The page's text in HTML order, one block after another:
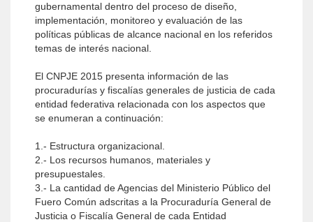
gubernamental dentro del proceso de diseño,
implementación, monitoreo y evaluación de las
políticas públicas de alcance nacional en los referidos
temas de interés nacional.
El CNPJE 2015 presenta información de las
procuradurías y fiscalías generales de justicia de cada
entidad federativa relacionada con los aspectos que
se enumeran a continuación:
1.- Estructura organizacional.
2.- Los recursos humanos, materiales y
presupuestales.
3.- La cantidad de Agencias del Ministerio Público del
Fuero Común adscritas a la Procuraduría General de
Justicia o Fiscalía General de cada Entidad